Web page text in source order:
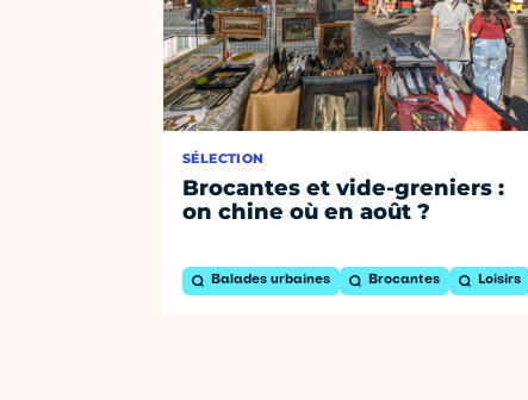
SÉLECTION
Brocantes et vide-greniers :
on chine où en août ?
Balades urbaines Brocantes Loisirs